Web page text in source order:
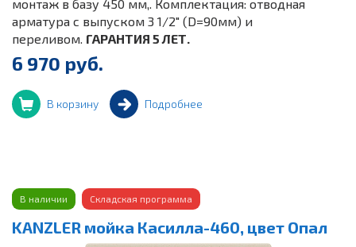
монтаж в базу 450 мм,. Комплектация: отводная
арматура с выпуском 3 1/2" (D=90мм) и
переливом. ГАРАНТИЯ 5 ЛЕТ.
6 970 руб.
В корзину Подробнее
В наличии Складская программа
KANZLER мойка Касилла-460, цвет Опал